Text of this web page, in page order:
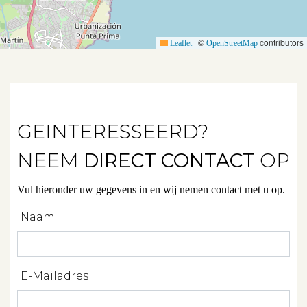
Verkocht
Verhuurd
Verkopen
Verhuren
Beleggen
Beheren
Projectbegeleiding
Zoeken
Leaflet | © OpenStreetMap contributors
GEINTERESSEERD?
NEEM DIRECT CONTACT OP
Vul hieronder uw gegevens in en wij nemen contact met u op.
Naam
E-Mailadres